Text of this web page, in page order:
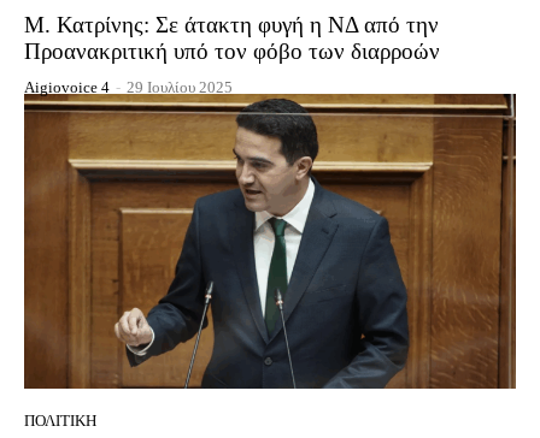
Μ. Κατρίνης: Σε άτακτη φυγή η ΝΔ από την
Προανακριτική υπό τον φόβο των διαρροών
Aigiovoice 4 - 29 Ιουλίου 2025
ΠΟΛΙΤΙΚΉ